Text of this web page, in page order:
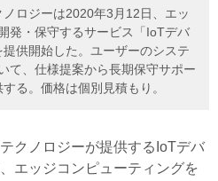
ロジーは2020年3月12日、エッ
発・保守するサービス「IoTデバ
供開始した。ユーザーのシステ
て、仕様提案から長期保守サポー
る。価格は個別見積もり。
クノロジーが提供するIoTデバ
エッジコンピューティングを